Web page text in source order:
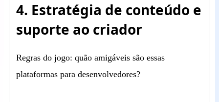
4. Estratégia de conteúdo e
suporte ao criador
Regras do jogo: quão amigáveis são essas
plataformas para desenvolvedores?